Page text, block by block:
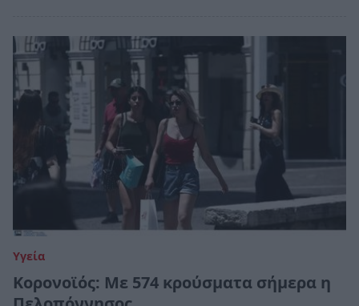
Υγεία
Κορονοϊός: Με 574 κρούσματα σήμερα η